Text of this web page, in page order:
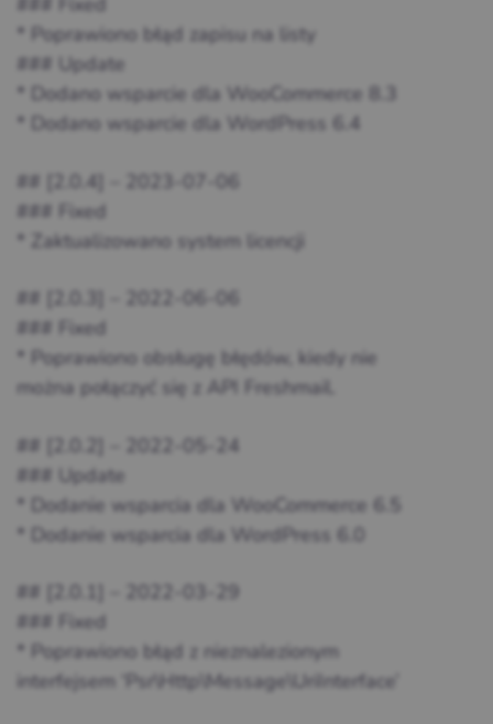
* Poprawiono błąd zapisu na listy
### Update
* Dodano wsparcie dla WooCommerce 8.3
* Dodano wsparcie dla WordPress 6.4
## [2.0.4] – 2023-07-06
### Fixed
* Zaktualizowano system licencji
## [2.0.3] – 2022-06-06
### Fixed
* Poprawiono obsługę błędów, kiedy nie
można połączyć się z API Freshmail.
## [2.0.2] – 2022-05-24
### Update
* Dodanie wsparcia dla WooCommerce 6.5
* Dodanie wsparcia dla WordPress 6.0
## [2.0.1] – 2022-03-29
### Fixed
* Poprawiono błąd z nieznalezionym
interfejsem ‘Psr\Http\Message\UriInterface’